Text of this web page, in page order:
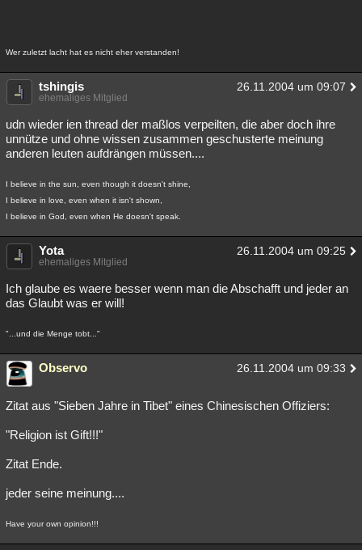
Wer zuletzt lacht hat es nicht eher verstanden!
tshingis 26.11.2004 um 09:07
ehemaliges Mitglied
udn wieder ien thread der maßlos verpeilten, die aber doch ihre
unnütze und ohne wissen zusammen geschusterte meinung
anderen leuten aufdrängen müssen....
I believe in the sun, even though it doesn't shine,
I believe in love, even when it isn't shown,
I believe in God, even when He doesn't speak.
Yota 26.11.2004 um 09:25
ehemaliges Mitglied
Ich glaube es waere besser wenn man die Abschafft und jeder an
das Glaubt was er will!
"...und die Menge tobt..."
Observo 26.11.2004 um 09:33
Zitat aus "Sieben Jahre in Tibet" eines Chinesischen Offiziers:
"Religion ist Gift!!!"
Zitat Ende.
jeder seine meinung....
Have your own opinion!!!